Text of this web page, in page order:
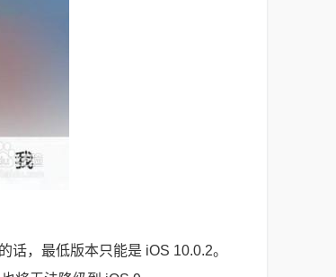
，最低版本只能是 iOS 10.0.2。